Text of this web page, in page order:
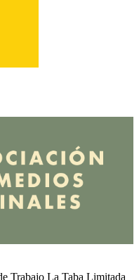
Trabajo La Taba Limitada